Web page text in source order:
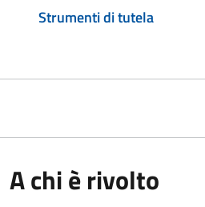
Strumenti di tutela
A chi è rivolto